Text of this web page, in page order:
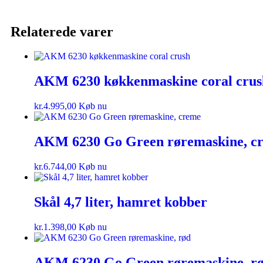
Relaterede varer
AKM 6230 køkkenmaskine coral
kr.4.995,00 Køb nu
AKM 6230 Go Green røremaskine,
kr.6.744,00 Køb nu
Skål 4,7 liter, hamret kobber
kr.1.398,00 Køb nu